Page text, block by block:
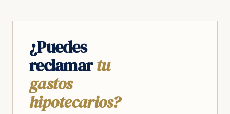
¿Puedes
reclamartu
gastos
hipotecarios?